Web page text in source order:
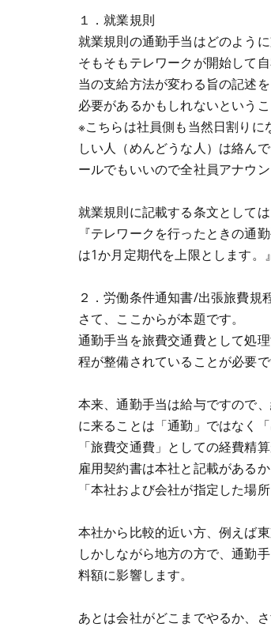
１．就業規則
就業規則の通勤手当はどのよう
そもそもテレワークが開始して
当の支給方法が変わる旨の記述
必要があるかもしれないというこ
※こちらは社員側も当然日割り
しい人（めんどうな人）は絡ん
ールでもいいので全社員アナウ
就業規則に記載する条文として
『テレワークを行ったときの通
は1か月定期代を上限とします。』
２．労働条件通知書/出張旅費規
さて、ここからが本題です。
通勤手当を旅費交通費として処
程が整備されていることが必要で
本来、通勤手当は給与ですので
に来ることは「通勤」ではなく
「旅費交通費」としての経費精
雇用契約書は本社と記載がある
「本社および会社が指定した場
本社から比較的近い方、例えば
しかしながら地方の方で、通勤
料額に影響します。
あとは会社がどこまでやるか、